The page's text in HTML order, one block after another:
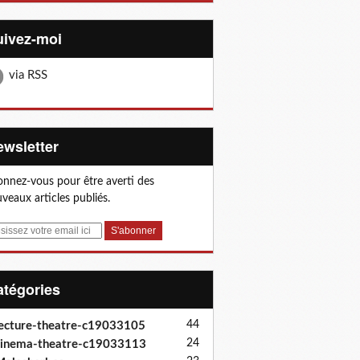
moi
via RSS
vous pour être averti des
articles publiés.
theatre-c19033105 44
theatre-c19033113 24